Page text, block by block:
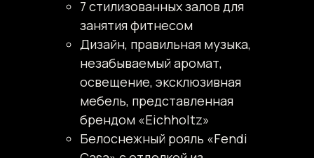
7 стилизованных залов для
занятия фитнесом
Дизайн, правильная музыка,
незабываемый аромат,
освещение, эксклюзивная
мебель, представленная
брендом «Eichholtz»
Белоснежный рояль «Fendi